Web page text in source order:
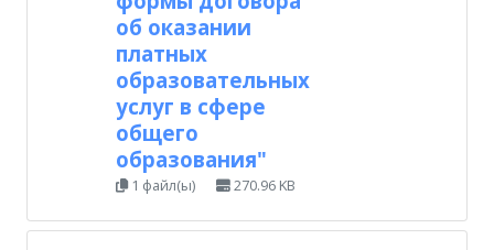
об оказании
платных
образовательных
услуг в сфере
общего
образования"
1 файл(ы) 270.96 KB